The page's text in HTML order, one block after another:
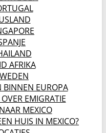
AFRIKA
BINNEN EUROPA
EMIGRATIE
MEXICO
HUIS IN MEXICO?